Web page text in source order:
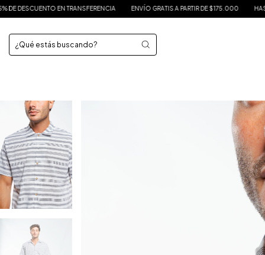
TRANSFERENCIA ENVÍO GRATIS A PARTIR DE $175.000 HASTA 3 CUOTAS SIN